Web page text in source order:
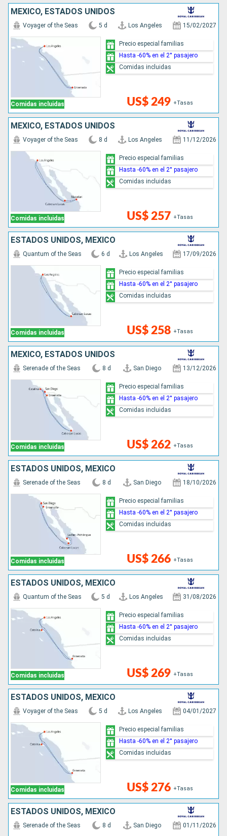
MÉXICO, ESTADOS UNIDOS
Comidas incluidas
Voyager of the Seas 5 d Los Angeles 15/02/2027
US$ 249 +Tasas
Precio especial familias
Hasta -60% en el 2° pasajero
Comidas incluidas
MÉXICO, ESTADOS UNIDOS
Comidas incluidas
Voyager of the Seas 8 d Los Angeles 11/12/2026
US$ 257 +Tasas
Precio especial familias
Hasta -60% en el 2° pasajero
Comidas incluidas
ESTADOS UNIDOS, MÉXICO
Comidas incluidas
Quantum of the Seas 6 d Los Angeles 17/09/2026
US$ 258 +Tasas
Precio especial familias
Hasta -60% en el 2° pasajero
Comidas incluidas
MÉXICO, ESTADOS UNIDOS
Comidas incluidas
Serenade of the Seas 8 d San Diego 13/12/2026
US$ 262 +Tasas
Precio especial familias
Hasta -60% en el 2° pasajero
Comidas incluidas
ESTADOS UNIDOS, MÉXICO
Comidas incluidas
Serenade of the Seas 8 d San Diego 18/10/2026
US$ 266 +Tasas
Precio especial familias
Hasta -60% en el 2° pasajero
Comidas incluidas
ESTADOS UNIDOS, MÉXICO
Comidas incluidas
Quantum of the Seas 5 d Los Angeles 31/08/2026
US$ 269 +Tasas
Precio especial familias
Hasta -60% en el 2° pasajero
Comidas incluidas
ESTADOS UNIDOS, MÉXICO
Comidas incluidas
Voyager of the Seas 5 d Los Angeles 04/01/2027
US$ 276 +Tasas
Precio especial familias
Hasta -60% en el 2° pasajero
Comidas incluidas
ESTADOS UNIDOS, MÉXICO
Serenade of the Seas 8 d San Diego 01/11/2026